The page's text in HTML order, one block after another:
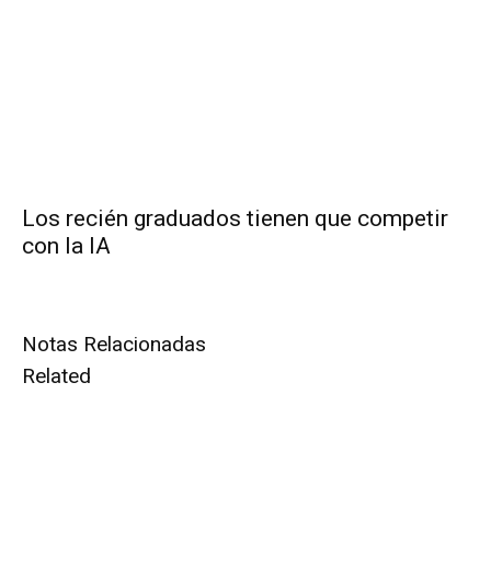
Los recién graduados tienen que competir
con la IA
Notas Relacionadas
Related